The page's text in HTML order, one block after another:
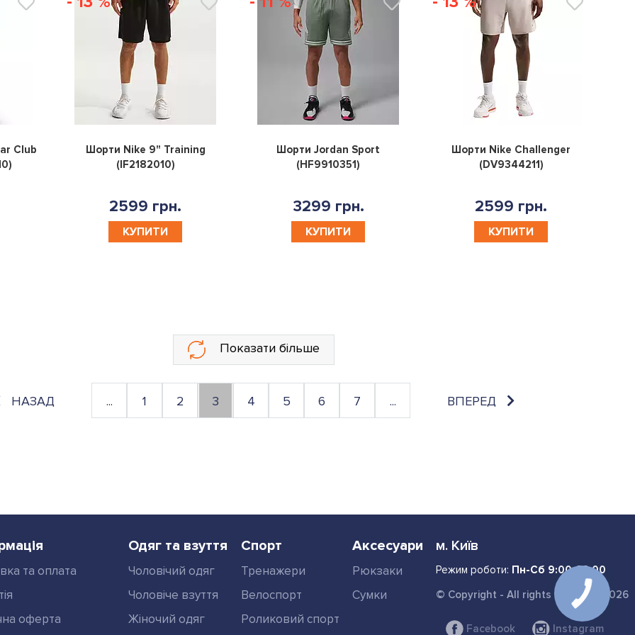
0
Club
Шорти Nike 9" Training
(IF2182010)
2599 грн.
КУПИТИ
Шорти Jordan Sport
(HF9910351)
3299 грн.
КУПИТИ
Шорти Nike Challenger
(DV9344211)
2599 грн.
КУПИТИ
Показати більше
НАЗАД ... 1 2 3 4 5 6 7 ... ВПЕРЕД
та оплата
оферта
Одяг та взуття
Чоловічий одяг
Чоловіче взуття
Жіночий одяг
Спорт
Тренажери
Велоспорт
Роликовий спорт
Аксесуари
Рюкзаки
Сумки
м. Київ
Режим роботи: Пн-Сб 9:00-22:00
© Copyright - All rights reserved. 2026
Facebook Instagram